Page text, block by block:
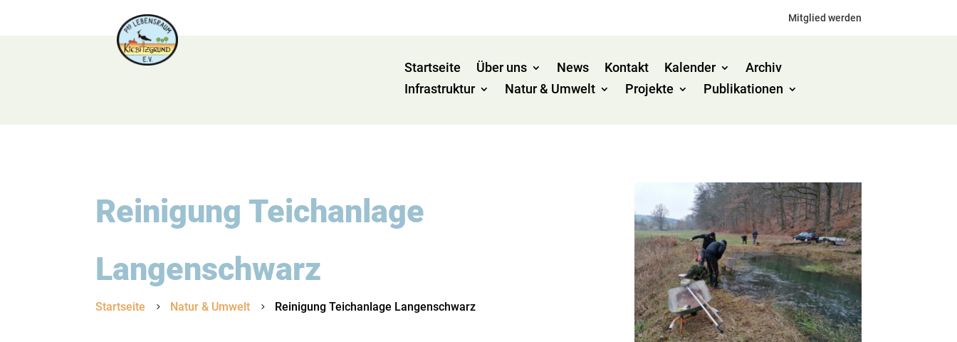
Mitglied werden
Startseite Über uns News Kontakt Kalender
Archiv
Infrastruktur
Natur & Umwelt Projekte Publikationen
Reinigung Teichanlage
Langenschwarz
Startseite 5 Natur & Umwelt 5 Reinigung Teichanlage Langenschwarz